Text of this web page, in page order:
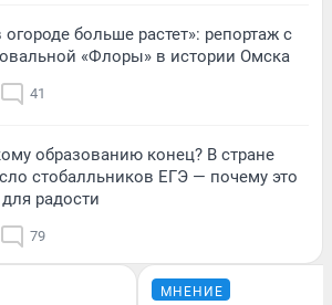
больше растет»: репортаж с
«Флоры» в истории Омска
41
образованию конец? В стране
стобалльников ЕГЭ — почему это
радости
79
МНЕНИЕ